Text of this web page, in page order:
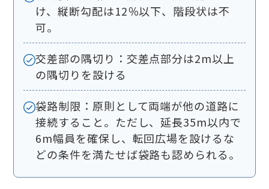
け、縦断勾配は12％以下、階段状は不
可。
交差部の隅切り：交差点部分は2m以上
の隅切りを設ける
袋路制限：原則として両端が他の道路に
接続すること。ただし、延長35m以内で
6m幅員を確保し、転回広場を設けるな
どの条件を満たせば袋路も認められる。